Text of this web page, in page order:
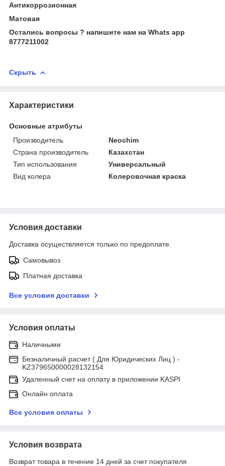
Антикоррозионная
Матовая
Остались вопросы ? напишите нам на Whats app
8777211002
Скрыть
Характеристики
Основные атрибуты
Производитель
Neochim
Страна производитель
Казахстан
Тип использования
Универсальный
Вид колера
Колеровочная краска
Условия доставки
Доставка осуществляется только по предоплате.
Самовывоз
Платная доставка
Все условия доставки
Условия оплаты
Наличными
Безналичный расчет ( Для Юридических Лиц ) -
KZ379650000028132154
Удаленный счет на оплату в приложении KASPI
Онлайн оплата
Все условия оплаты
Условия возврата
Возврат товара в течение 14 дней за счет покупателя